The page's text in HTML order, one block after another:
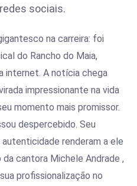
sociais.
na carreira: foi
do Rancho do Maia,
internet. A notícia chega
impressionante na vida
momento mais promissor.
despercebido. Seu
renderam a ele
cantora Michele Andrade ,
profissionalização no